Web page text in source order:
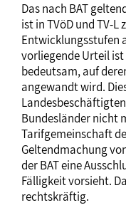
Das nach BAT
ist in TVöD und TV-L
Entwicklungsstufen
vorliegende Urteil
bedeutsam, auf
angewandt wird.
Bundesländer nicht
Tarifgemeinschaft
Geltendmachung
der BAT eine
Fälligkeit vorsieht.
rechtskräftig.